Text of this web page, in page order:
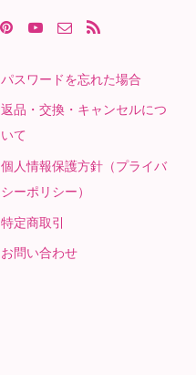
パスワードを忘れた場合
返品・交換・キャンセルにつ
いて
個人情報保護方針（プライバ
シーポリシー）
特定商取引
お問い合わせ